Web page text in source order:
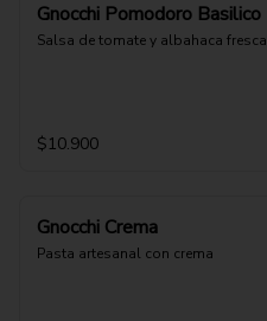
Gnocchi Pomodoro Basilico
Salsa de tomate y albahaca fresca
$10.900
Gnocchi Crema
Pasta artesanal con crema